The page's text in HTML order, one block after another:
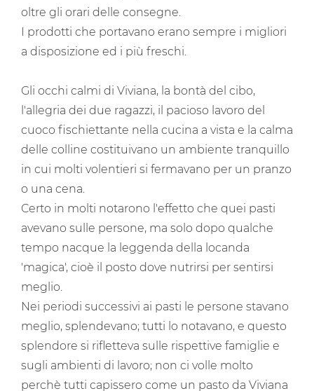
oltre gli orari delle consegne.
I prodotti che portavano erano sempre i migliori
a disposizione ed i più freschi.
Gli occhi calmi di Viviana, la bontà del cibo,
l'allegria dei due ragazzi, il pacioso lavoro del
cuoco fischiettante nella cucina a vista e la calma
delle colline costituivano un ambiente tranquillo
in cui molti volentieri si fermavano per un pranzo
o una cena.
Certo in molti notarono l'effetto che quei pasti
avevano sulle persone, ma solo dopo qualche
tempo nacque la leggenda della locanda
'magica', cioè il posto dove nutrirsi per sentirsi
meglio.
Nei periodi successivi ai pasti le persone stavano
meglio, splendevano; tutti lo notavano, e questo
splendore si rifletteva sulle rispettive famiglie e
sugli ambienti di lavoro; non ci volle molto
perchè tutti capissero come un pasto da Viviana